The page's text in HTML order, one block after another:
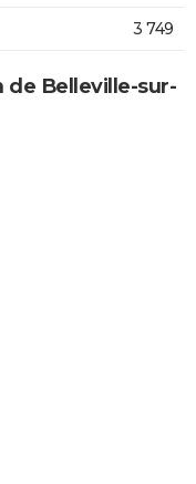
3 749
Belleville-sur-